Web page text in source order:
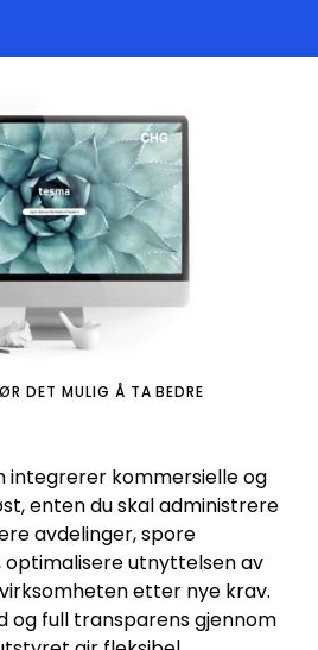
DET MULIG Å TA BEDRE
kommersielle og
enten du skal administrere
avdelinger, spore
utnyttelsen av
etter nye krav.
og full transparens gjennom